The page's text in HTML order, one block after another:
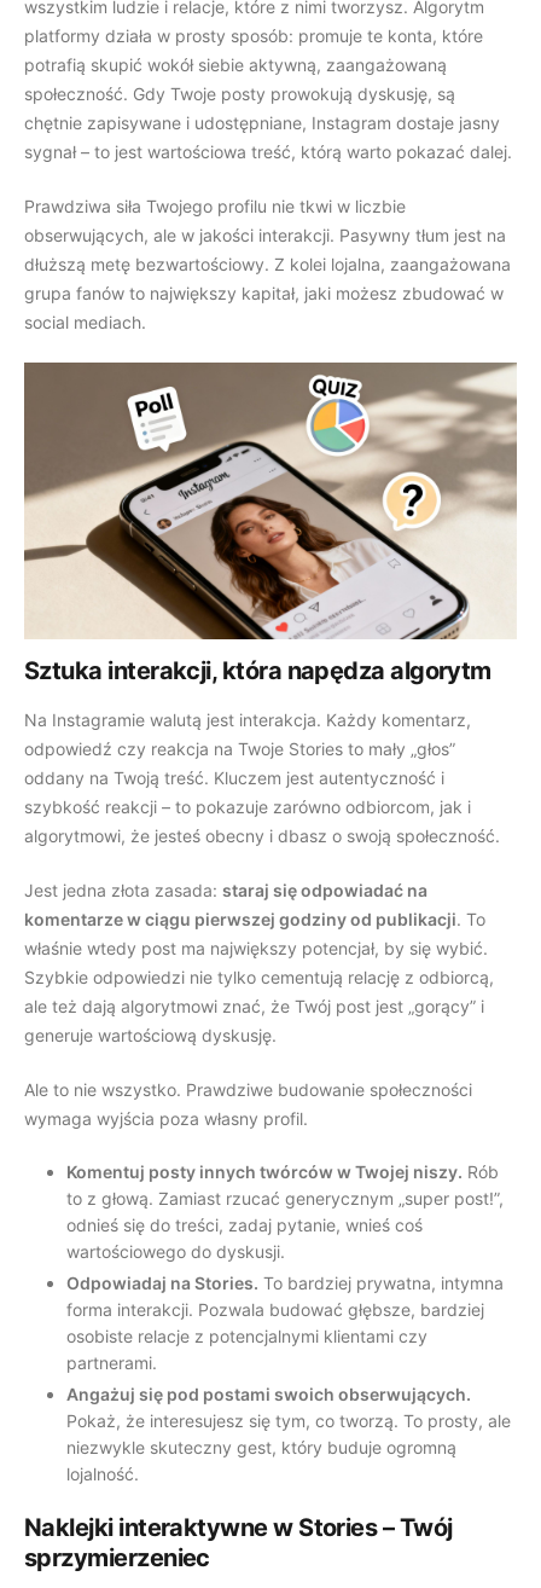
wszystkim ludzie i relacje, które z nimi tworzysz. Algorytm
platformy działa w prosty sposób: promuje te konta, które
potrafią skupić wokół siebie aktywną, zaangażowaną
społeczność. Gdy Twoje posty prowokują dyskusję, są
chętnie zapisywane i udostępniane, Instagram dostaje jasny
sygnał – to jest wartościowa treść, którą warto pokazać dalej.
Prawdziwa siła Twojego profilu nie tkwi w liczbie
obserwujących, ale w jakości interakcji. Pasywny tłum jest na
dłuższą metę bezwartościowy. Z kolei lojalna, zaangażowana
grupa fanów to największy kapitał, jaki możesz zbudować w
social mediach.
Sztuka interakcji, która napędza algorytm
Na Instagramie walutą jest interakcja. Każdy komentarz,
odpowiedź czy reakcja na Twoje Stories to mały „głos”
oddany na Twoją treść. Kluczem jest autentyczność i
szybkość reakcji – to pokazuje zarówno odbiorcom, jak i
algorytmowi, że jesteś obecny i dbasz o swoją społeczność.
Jest jedna złota zasada: staraj się odpowiadać na
komentarze w ciągu pierwszej godziny od publikacji. To
właśnie wtedy post ma największy potencjał, by się wybić.
Szybkie odpowiedzi nie tylko cementują relację z odbiorcą,
ale też dają algorytmowi znać, że Twój post jest „gorący” i
generuje wartościową dyskusję.
Ale to nie wszystko. Prawdziwe budowanie społeczności
wymaga wyjścia poza własny profil.
Komentuj posty innych twórców w Twojej niszy. Rób
to z głową. Zamiast rzucać generycznym „super post!”,
odnieś się do treści, zadaj pytanie, wnieś coś
wartościowego do dyskusji.
Odpowiadaj na Stories. To bardziej prywatna, intymna
forma interakcji. Pozwala budować głębsze, bardziej
osobiste relacje z potencjalnymi klientami czy
partnerami.
Angażuj się pod postami swoich obserwujących.
Pokaż, że interesujesz się tym, co tworzą. To prosty, ale
niezwykle skuteczny gest, który buduje ogromną
lojalność.
Naklejki interaktywne w Stories – Twój
sprzymierzeniec